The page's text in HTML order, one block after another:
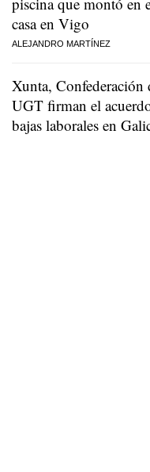
casa en Vigo
ALEJANDRO MARTÍNEZ
Xunta, Confederación
UGT firman el
bajas laborales en